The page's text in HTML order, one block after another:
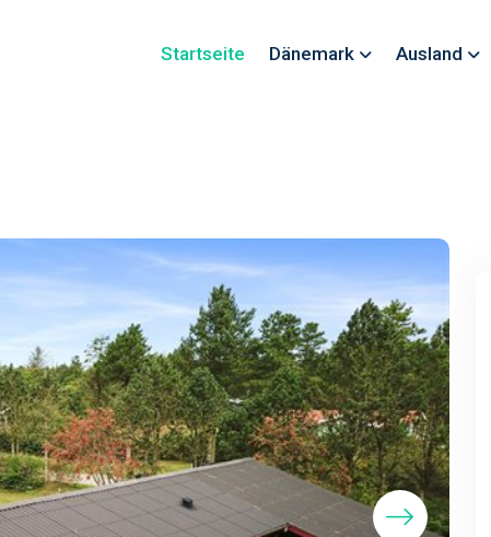
Startseite Dänemark Ausland